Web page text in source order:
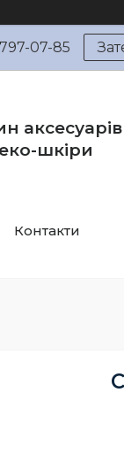
07-85
шкіри
Контакти